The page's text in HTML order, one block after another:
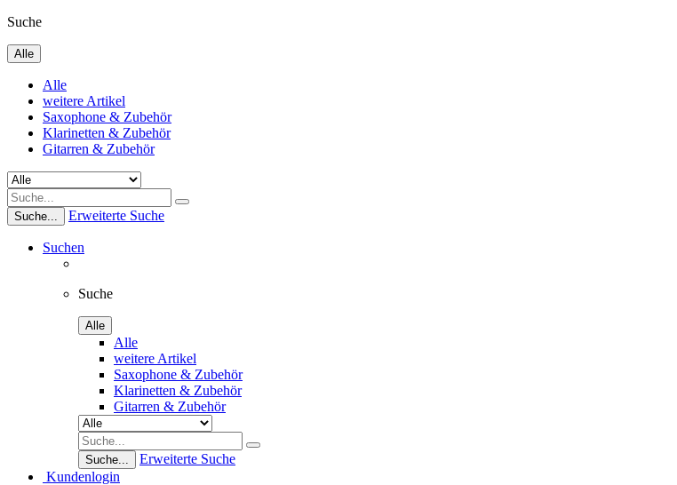
Suche
Alle
Alle
weitere Artikel
Saxophone & Zubehör
Klarinetten & Zubehör
Gitarren & Zubehör
Suche... Erweiterte Suche
Suchen
Suche
Alle
Alle
weitere Artikel
Saxophone & Zubehör
Klarinetten & Zubehör
Gitarren & Zubehör
Suche...
Erweiterte Suche
Kundenlogin